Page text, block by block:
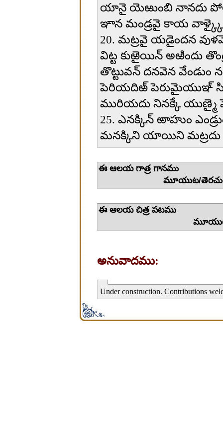
యానై యెఱుంబి నానదు
ఞాన మండ్రవై కాయ వాళ్క్కై
20. మట్రవై యడైందన
విట్ట కుఱైయిన్ అఱిందు
తొట్టువన్ దనవెన వేండుం
పెరియదిఱ్ పెరుమైయుఞ్
మురియదు నినక్కే
25. ఎనక్కిన్ ఱాహుం
మనక్కిని యాయిని
ఈ ఆలయ
మూయుట/
ఈ ఆలయ
మూయుట/
అనువాదము:
Under construction. Contributions